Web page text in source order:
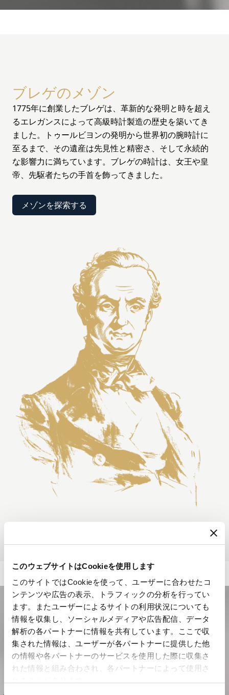
このウェブサイトはCookieを使用します
このサイトではCookieを使って、ユーザーに合わせたコ
ンテンツや広告の表示、トラフィックの分析を行ってい
ます。またユーザーによるサイトの利用状況についても
情報を収集し、ソーシャルメディアや広告配信、データ
解析の各パートナーに情報を共有しています。ここで収
集された情報は、ユーザーが各パートナーに提供した他
の情報や各パートナーのサービスを使用した際に収集さ
れた情報と組み合わされ、各パートナーによって使用さ
ブレゲのメゾン
1775年に創業したブレゲは、革新的な発明と時を超え
るエレガンスによって高級時計製造の歴史を築いてき
ました。トゥールビヨンの発明から世界初の腕時計に
至るまで、その遺産は先見性と精密さ、そして永続的
な影響力に満ちています。ブレゲの時計は、女王や皇
帝、先駆者たちの手首を飾ってきました。
メゾンを探索する